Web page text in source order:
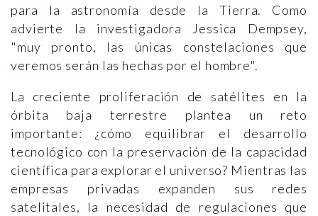
para la astronomía desde la Tierra. Como
advierte la investigadora Jessica Dempsey,
"muy pronto, las únicas constelaciones que
veremos serán las hechas por el hombre".
La creciente proliferación de satélites en la
órbita baja terrestre plantea un reto
importante: ¿cómo equilibrar el desarrollo
tecnológico con la preservación de la capacidad
científica para explorar el universo? Mientras las
empresas privadas expanden sus redes
satelitales, la necesidad de regulaciones que